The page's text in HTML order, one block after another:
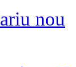
nou